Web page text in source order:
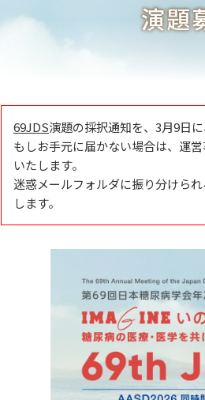
演題
69JDS演題の採択通知を、3月9日
もしお手元に届かない場合は、運
いたします。
迷惑メールフォルダに振り分けら
します。